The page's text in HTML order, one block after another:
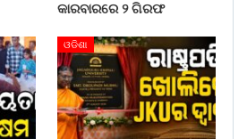
କାରବାରରେ ୨ ଗିରଫ
ଓଡିଶା